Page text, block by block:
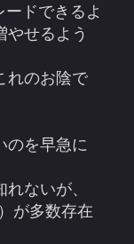
ードできるよ
やせるよう
れのお陰で
のを早急に
ないが、
が多数存在